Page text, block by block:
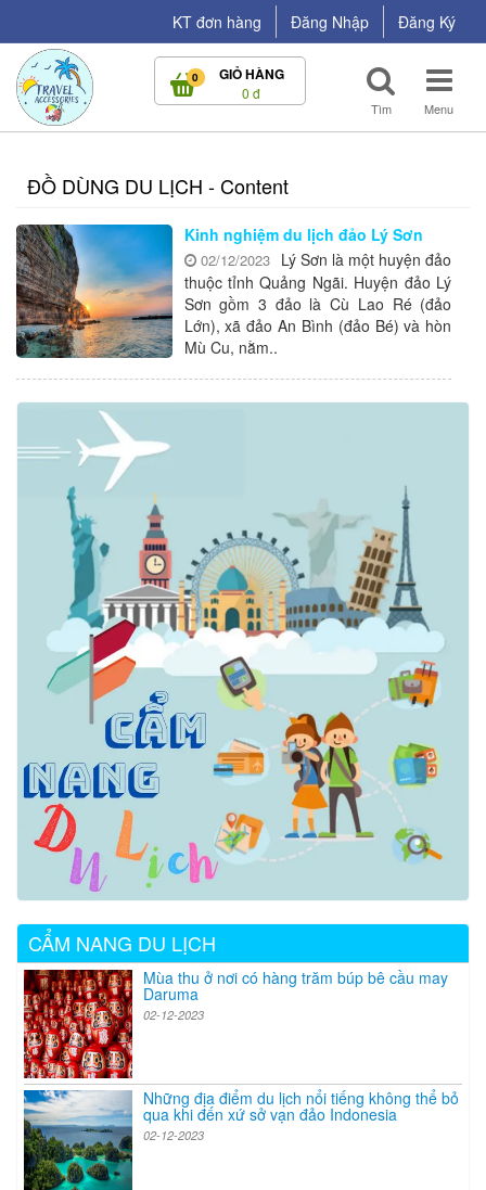
DÙNG
DU
LỊCH
Content
KT đơn hàng Đăng Nhập Đăng Ký
0 GIỎ HÀNG
0 đ
Tìm Menu
ĐỒ DÙNG DU LỊCH - Content
Kinh nghiệm du lịch đảo Lý Sơn
02/12/2023 Lý Sơn là một huyện đảo
thuộc tỉnh Quảng Ngãi. Huyện đảo Lý
Sơn gồm 3 đảo là Cù Lao Ré (đảo
Lớn), xã đảo An Bình (đảo Bé) và hòn
Mù Cu, nằm..
CẨM NANG DU LỊCH
Mùa thu ở nơi có hàng trăm búp bê cầu may
Daruma
02-12-2023
Những địa điểm du lịch nổi tiếng không thể bỏ
qua khi đến xứ sở vạn đảo Indonesia
02-12-2023